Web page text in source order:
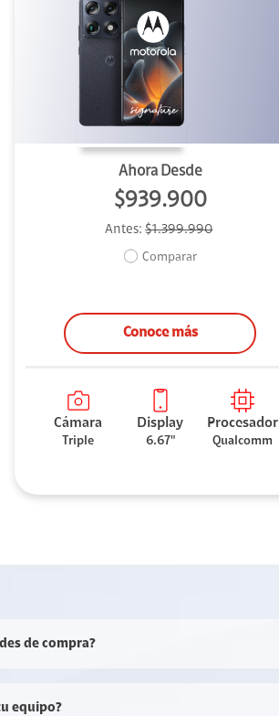
Ahora Desde
$939.900
Antes:$1.399.990
Comparar
Conoce más
Cámara
Triple
Display
6.67"
Procesador
Qualcomm
de compra?
equipo?